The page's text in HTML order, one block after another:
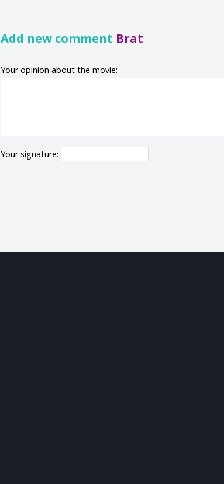
Add new comment Brat
Your opinion about the movie:
Your signature: